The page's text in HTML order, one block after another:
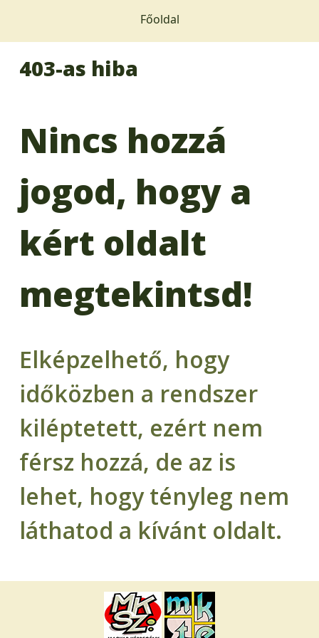
Főoldal
403-as hiba
Nincs hozzá
jogod, hogy a
kért oldalt
megtekintsd!
Elképzelhető, hogy
időközben a rendszer
kiléptetett, ezért nem
férsz hozzá, de az is
lehet, hogy tényleg nem
láthatod a kívánt oldalt.